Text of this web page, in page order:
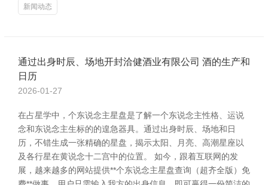
新闻动态
通过出身时辰、场地开封洽健酒业有限公司 酒的生产和
日历
2026-01-27
在占星学中，个东说念主星盘是了解一个东说念主性格、运说
念和东说念主生标的的遑急器具。通过出身时辰、场地和日
历，不错生成一张精确的星盘，揭示太阳、月亮、高潮星座以
及各行星在黄说念十二宫中的位置。 如今，跟着互联网的发
展，越来越多的网站提供**个东说念主星盘查询（超齐全版）免